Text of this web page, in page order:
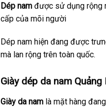
Dép namđược sử dụng rộng
cấp của mõi người
Dép nam hiện đang được
mà lan rộng trên toàn quốc.
Giày dép da nam Quảng
Giày da namlà mặt hàng